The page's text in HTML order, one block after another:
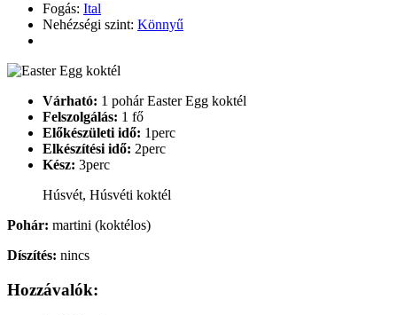
Fogás: Ital
Nehézségi szint: Könnyű
Várható: 1 pohár Easter Egg koktél
Felszolgálás: 1 fő
Előkészületi idő: 1perc
Elkészítési idő: 2perc
Kész: 3perc
Húsvét, Húsvéti koktél
Pohár: martini (koktélos)
Díszítés: nincs
Hozzávalók: